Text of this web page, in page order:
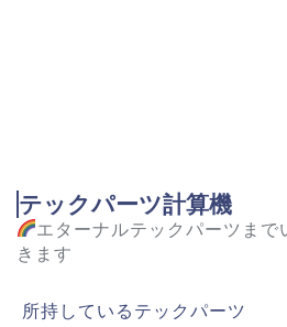
テックパーツ計算機
エターナルテックパーツま
きます
所持しているテックパーツ